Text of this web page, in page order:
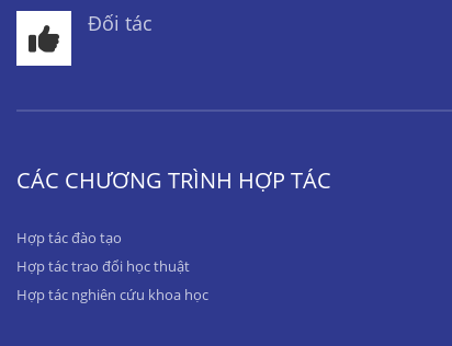
Đối tác
CÁC CHƯƠNG TRÌNH HỢP TÁC
Hợp tác đào tạo
Hợp tác trao đổi học thuật
Hợp tác nghiên cứu khoa học